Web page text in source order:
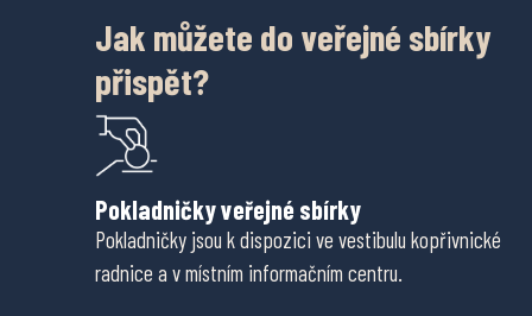
Jak můžete do veřejné sbírky
přispět?
Pokladničky veřejné sbírky
Pokladničky jsou k dispozici ve vestibulu kopřivnické
radnice a v místním informačním centru.